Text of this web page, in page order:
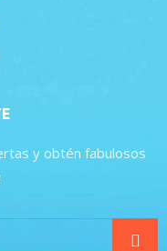
y obtén fabulosos